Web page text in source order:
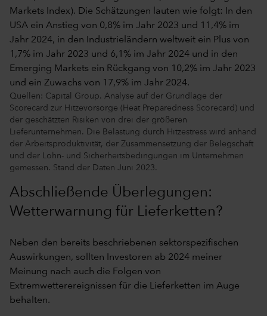
Quellen: Capital Group. Analyse auf der Grundlage der
Scorecard zur Hitzevorsorge (Heat Preparedness Scorecard) und
der geschätzten Risiken von drei der größeren
Lieferunternehmen. Die Belastung durch Hitzestress wird anhand
der Arbeitsproduktivität, der Zusammensetzung der Belegschaft
und der Lohn- und Sicherheitsbedingungen im Unternehmen
gemessen. Stand der Daten Juni 2023.
Abschließende Überlegungen:
Wetterwarnung für Lieferketten?
Neben den bereits beschriebenen sektorspezifischen
Auswirkungen, sollten Investoren ab 2024 meiner
Meinung nach auch die Folgen von
Extremwetterereignissen für die Lieferketten im Auge
behalten.